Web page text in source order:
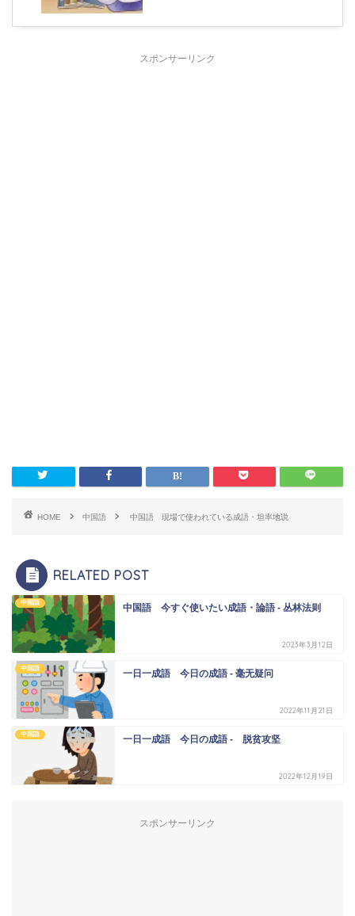
スポンサーリンク
HOME 中国語 中国語 現場で使われている成語・坦率地说
RELATED POST
中国語 中国語 今すぐ使いたい成語・論語 - 丛林法则
2023年3月12日
中国語 一日一成語 今日の成語 - 毫无疑问
2022年11月21日
中国語 一日一成語 今日の成語 - 脱贫攻坚
2022年12月19日
スポンサーリンク